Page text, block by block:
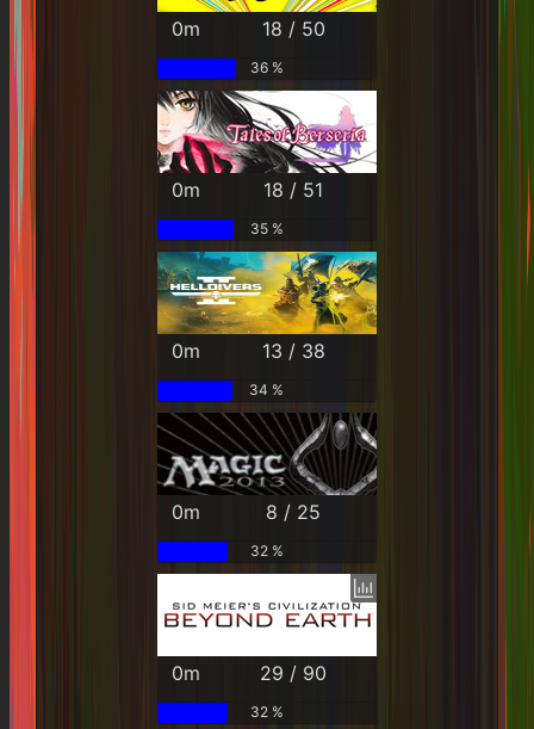
0m 18 / 50
36 %
0m 18 / 51
35 %
0m 13 / 38
34 %
0m 8 / 25
32 %
0m 29 / 90
32 %